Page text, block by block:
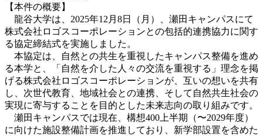
【本件の概要】
龍谷大学は、2025年12月8日（月）、瀬田キャンパスにて
株式会社ロゴスコーポレーションとの包括的連携協力に関す
る協定締結式を実施しました。
本協定は、自然との共生を重視したキャンパス整備を進め
る本学と、「自然を介した人々の交流を重視する」理念を掲
げる株式会社ロゴスコーポレーションが、互いの想いを共有
し、次世代教育、地域社会との連携、そして自然共生社会の
実現に寄与することを目的とした未来志向の取り組みです。
瀬田キャンパスでは現在、構想400上半期（〜2029年度）
に向けた施設整備計画を推進しており、新学部設置を含めた